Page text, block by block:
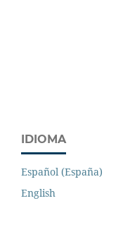
IDIOMA
Español (España)
English